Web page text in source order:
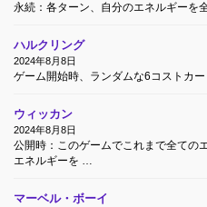
永続：各ターン、自分のエネルギーを
ハルクリング
2024年8月8日
ゲーム開始時、ランダムな6コストカ
ウィッカン
2024年8月8日
公開時：このゲームでこれまで全ての
エネルギーを …
マーベル・ボーイ